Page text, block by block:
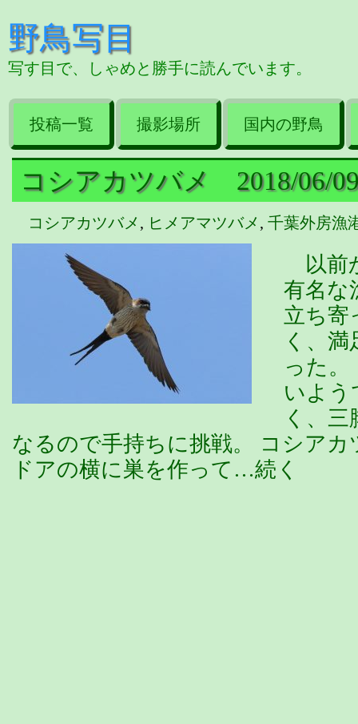
野鳥写目
写す目で、しゃめと勝手に読んでいます。
投稿一覧 撮影場所 国内の野鳥
コシアカツバメ 2018/06/
コシアカツバメ , ヒメアマツバメ , 千葉外房漁
以前
有名な
立ち寄
く、
った
いよう
く、
なるので手持ちに挑戦。 コシア
ドアの横に巣を作って…続く